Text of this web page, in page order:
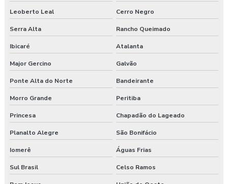
Leoberto Leal Cerro Negro
Serra Alta Rancho Queimado
Ibicaré Atalanta
Major Gercino Galvão
Ponte Alta do Norte Bandeirante
Morro Grande Peritiba
Princesa Chapadão do Lageado
Planalto Alegre São Bonifácio
Iomerê Águas Frias
Sul Brasil Celso Ramos